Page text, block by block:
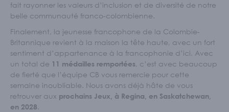
fait rayonner les valeurs d’inclusion et de diversité de notre
belle communauté franco-colombienne.
Finalement, la jeunesse francophone de la Colombie-
Britannique revient à la maison la tête haute, avec un fort
sentiment d’appartenance à la francophonie d’ici. Avec
un total de 11 médailles remportées, c’est avec beaucoup
de fierté que l’équipe CB vous remercie pour cette
semaine inoubliable. Nous avons déjà hâte de vous
retrouver aux prochains Jeux, à Regina, en Saskatchewan,
en 2028.